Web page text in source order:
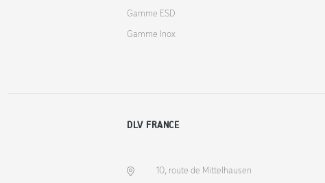
Gamme ESD
Gamme Inox
DLV FRANCE
10, route de Mittelhausen